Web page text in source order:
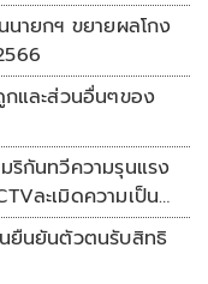
ายกฯ ขยายผลโกง
กและส่วนอื่นๆของ
ริกันทวีความรุนแรง
ละเมิดความเป็น
ยืนยันตัวตนรับสิทธิ